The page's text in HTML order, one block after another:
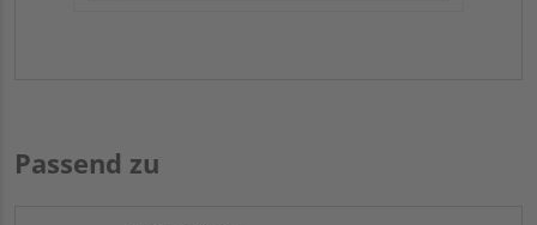
Passend zu